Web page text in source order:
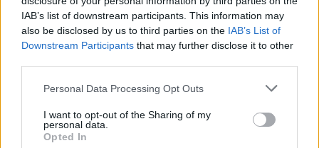
IAB’s list of downstream participants. This information may
also be disclosed by us to third parties on the IAB’s List of
Downstream Participants that may further disclose it to other
Personal Data Processing Opt Outs
I want to opt-out of the Sharing of my
personal data.
Opted In
00:00:30
Vaizdai iš tragiškos avarijos Vilniaus r.: dviejų moterų ir
vaiko gyvybių išgelbėti nepavyko
Savaitės vidurys nusimato karštas: temperatūra kils iki
32 laipsnių šilumos